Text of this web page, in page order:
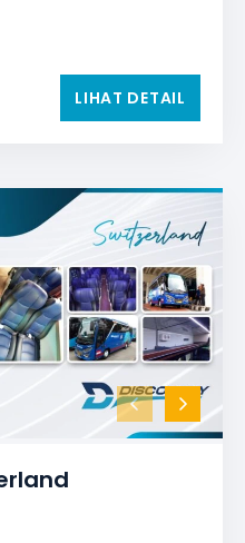
LIHAT DETAIL